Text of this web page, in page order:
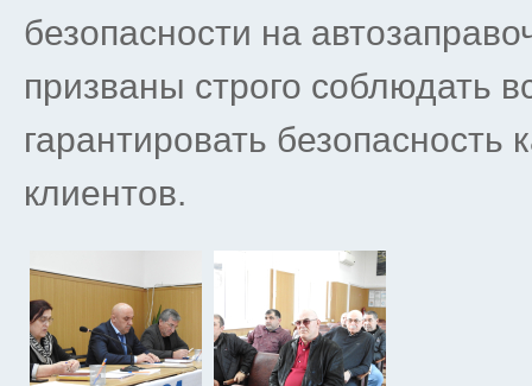
безопасности на
призваны строго соблюдать
гарантировать безопасность
клиентов.